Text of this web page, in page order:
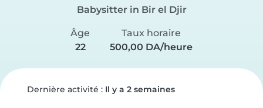
Babysitter in Bir el Djir
Âge
22
Taux horaire
500,00 DA/heure
Dernière activité : Il y a 2 semaines